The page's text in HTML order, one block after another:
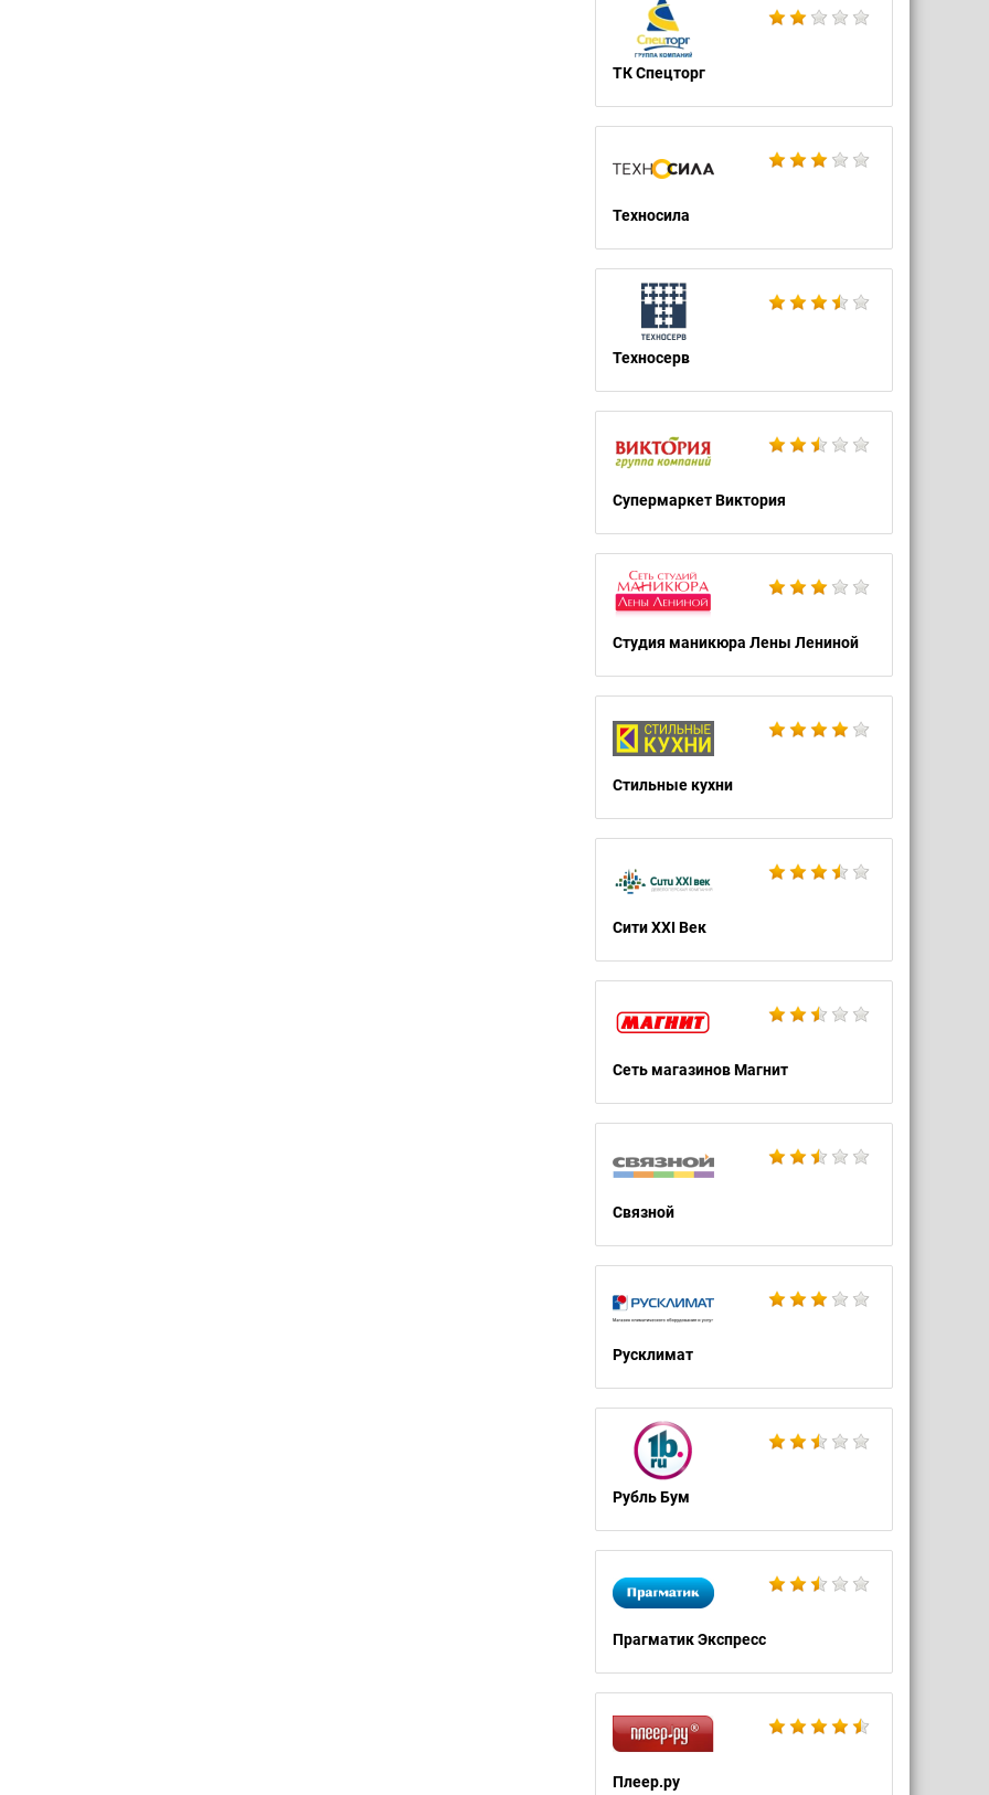
ТК Спецторг
Техносила
Техносерв
Супермаркет Виктория
Студия маникюра Лены Лениной
Стильные кухни
Сити XXI Век
Сеть магазинов Магнит
Связной
Русклимат
Рубль Бум
Прагматик Экспресс
Плеер.ру